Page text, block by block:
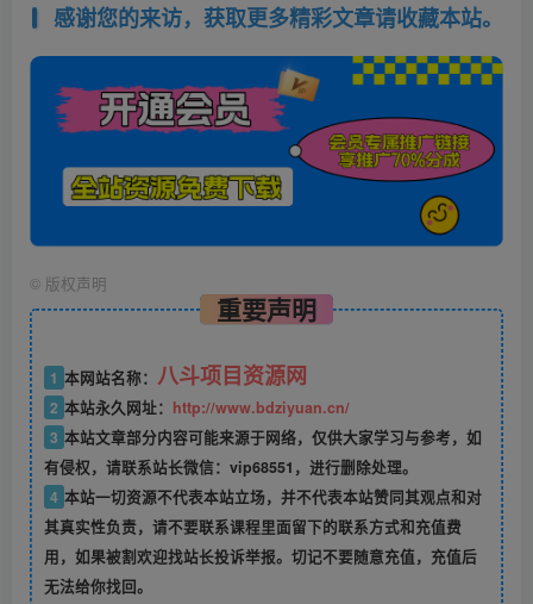
感谢您的来访，获取更多精彩文章请收藏本站。
© 版权声明
重要声明
1 本网站名称： 八斗项目资源网
2 本站永久网址： http://www.bdziyuan.cn/
3 本站文章部分内容可能来源于网络，仅供大家学习与参考，如
有侵权，请联系站长微信：vip68551，进行删除处理。
4 本站一切资源不代表本站立场，并不代表本站赞同其观点和对
其真实性负责，请不要联系课程里面留下的联系方式和充值费
用，如果被割欢迎找站长投诉举报。切记不要随意充值，充值后
无法给你找回。